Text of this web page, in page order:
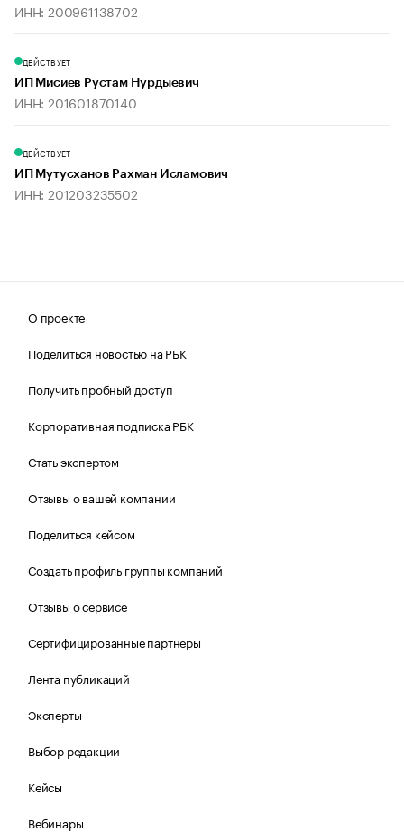
ИНН: 200961138702
ДЕЙСТВУЕТ
ИП Мисиев Рустам Нурдыевич
ИНН: 201601870140
ДЕЙСТВУЕТ
ИП Мутусханов Рахман Исламович
ИНН: 201203235502
О проекте
Поделиться новостью на РБК
Получить пробный доступ
Корпоративная подписка РБК
Стать экспертом
Отзывы о вашей компании
Поделиться кейсом
Создать профиль группы компаний
Отзывы о сервисе
Сертифицированные партнеры
Лента публикаций
Эксперты
Выбор редакции
Кейсы
Вебинары